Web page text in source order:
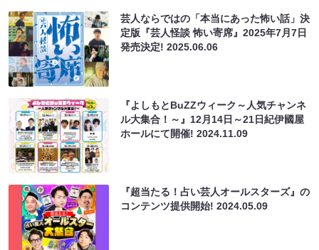
芸人ならではの「本当にあった怖い話」決
定版『芸人怪談 怖い寄席』2025年7月7日
発売決定!2025.06.06
『よしもとBuZZウィーク～人気チャンネ
ル大集合！～』12月14日～21日紀伊國屋
ホールにて開催!2024.11.09
『超当たる！占い芸人オールスターズ』の
コンテンツ提供開始!2024.05.09